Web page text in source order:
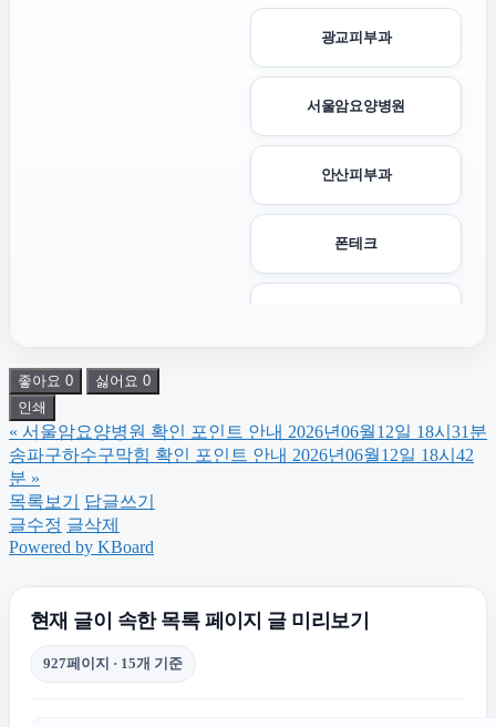
광교피부과
서울암요양병원
안산피부과
폰테크
대전흥신소
용산하수구막힘
좋아요 0 싫어요 0
인쇄
« 서울암요양병원 확인 포인트 안내 2026년06월12일 18시31분
송파구하수구막힘 확인 포인트 안내 2026년06월12일 18시42
분 »
목록보기
답글쓰기
글수정 글삭제
Powered by KBoard
현재 글이 속한 목록 페이지 글 미리보기
927페이지 · 15개 기준